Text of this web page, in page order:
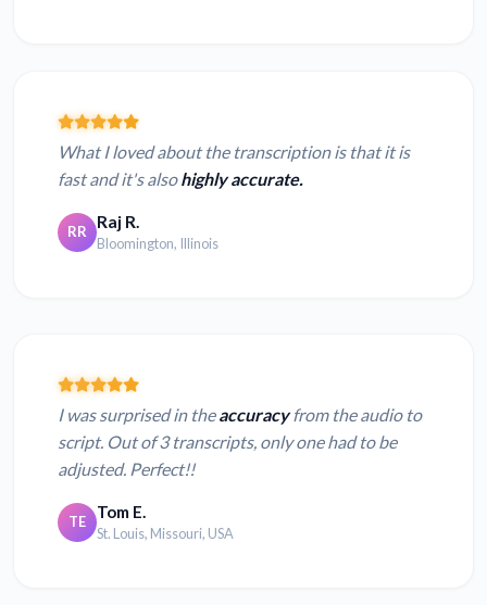
What I loved about the transcription is that it is
fast and it's alsohighly accurate.
RR Raj R.
Bloomington, Illinois
I was surprised in theaccuracyfrom the audio to
script. Out of 3 transcripts, only one had to be
adjusted. Perfect!!
TE Tom E.
St. Louis, Missouri, USA